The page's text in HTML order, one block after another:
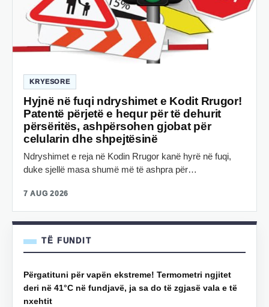
KRYESORE
Hyjnë në fuqi ndryshimet e Kodit Rrugor!
Patentë përjetë e hequr për të dehurit
përsëritës, ashpërsohen gjobat për
celularin dhe shpejtësinë
Ndryshimet e reja në Kodin Rrugor kanë hyrë në fuqi,
duke sjellë masa shumë më të ashpra për…
7 AUG 2026
TË FUNDIT
Përgatituni për vapën ekstreme! Termometri ngjitet
deri në 41°C në fundjavë, ja sa do të zgjasë vala e të
nxehtit